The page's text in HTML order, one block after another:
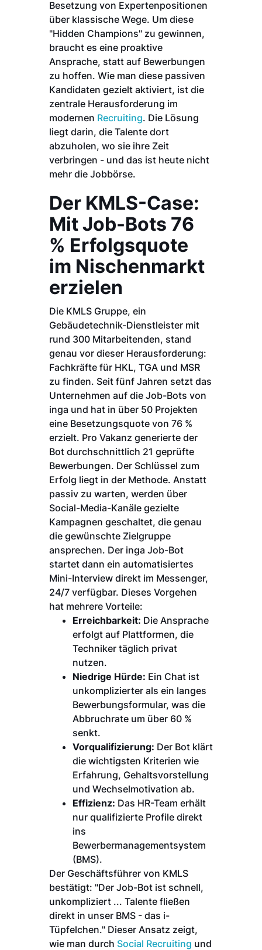
Besetzung von Expertenpositionen
über klassische Wege. Um diese
"Hidden Champions" zu gewinnen,
braucht es eine proaktive
Ansprache, statt auf Bewerbungen
zu hoffen. Wie man diese passiven
Kandidaten gezielt aktiviert, ist die
zentrale Herausforderung im
modernen Recruiting. Die Lösung
liegt darin, die Talente dort
abzuholen, wo sie ihre Zeit
verbringen - und das ist heute nicht
mehr die Jobbörse.
Der KMLS-Case:
Mit Job-Bots 76
% Erfolgsquote
im Nischenmarkt
erzielen
Die KMLS Gruppe, ein
Gebäudetechnik-Dienstleister mit
rund 300 Mitarbeitenden, stand
genau vor dieser Herausforderung:
Fachkräfte für HKL, TGA und MSR
zu finden. Seit fünf Jahren setzt das
Unternehmen auf die Job-Bots von
inga und hat in über 50 Projekten
eine Besetzungsquote von 76 %
erzielt. Pro Vakanz generierte der
Bot durchschnittlich 21 geprüfte
Bewerbungen. Der Schlüssel zum
Erfolg liegt in der Methode. Anstatt
passiv zu warten, werden über
Social-Media-Kanäle gezielte
Kampagnen geschaltet, die genau
die gewünschte Zielgruppe
ansprechen. Der inga Job-Bot
startet dann ein automatisiertes
Mini-Interview direkt im Messenger,
24/7 verfügbar. Dieses Vorgehen
hat mehrere Vorteile:
Erreichbarkeit: Die Ansprache
erfolgt auf Plattformen, die
Techniker täglich privat
nutzen.
Niedrige Hürde: Ein Chat ist
unkomplizierter als ein langes
Bewerbungsformular, was die
Abbruchrate um über 60 %
senkt.
Vorqualifizierung: Der Bot klärt
die wichtigsten Kriterien wie
Erfahrung, Gehaltsvorstellung
und Wechselmotivation ab.
Effizienz: Das HR-Team erhält
nur qualifizierte Profile direkt
ins
Bewerbermanagementsystem
(BMS).
Der Geschäftsführer von KMLS
bestätigt: "Der Job-Bot ist schnell,
unkompliziert ... Talente fließen
direkt in unser BMS - das i-
Tüpfelchen." Dieser Ansatz zeigt,
wie man durch Social Recruiting und